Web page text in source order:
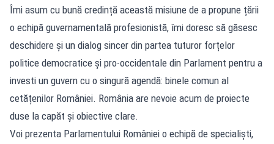
Îmi asum cu bună credință această misiune de a propune țării
o echipă guvernamentală profesionistă, îmi doresc să găsesc
deschidere și un dialog sincer din partea tuturor forțelor
politice democratice și pro-occidentale din Parlament pentru a
investi un guvern cu o singură agendă: binele comun al
cetățenilor României. România are nevoie acum de proiecte
duse la capăt și obiective clare.
Voi prezenta Parlamentului României o echipă de specialiști,